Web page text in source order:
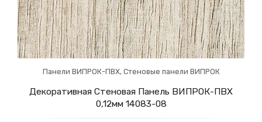
Панели ВИПРОК-ПВХ, Стеновые панели ВИПРОК
Декоративная Стеновая Панель ВИПРОК-ПВХ
0,12мм 14083-08